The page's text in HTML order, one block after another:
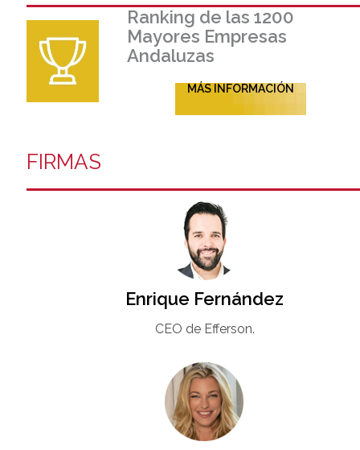
Ranking de las 1200
Mayores Empresas
Andaluzas
MÁS INFORMACIÓN
FIRMAS
Enrique Fernández
CEO de Efferson.